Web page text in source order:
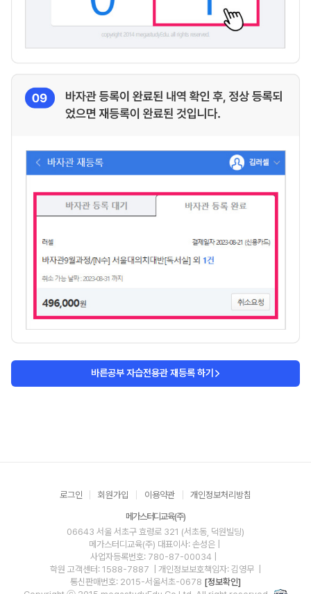
바른공부 자습전용관 재등록 하기
로그인 회원가입 이용약관 개인정보처리방침
메가스터디교육(주)
06643 서울 서초구 효령로 321 (서초동, 덕원빌딩)
메가스터디교육(주) 대표이사: 손성은 |
사업자등록번호: 780-87-00034
학원 고객센터: 1588-7887
| 개인정보보호책임자: 김영무
통신판매번호: 2015-서울서초-0678 [정보확인]